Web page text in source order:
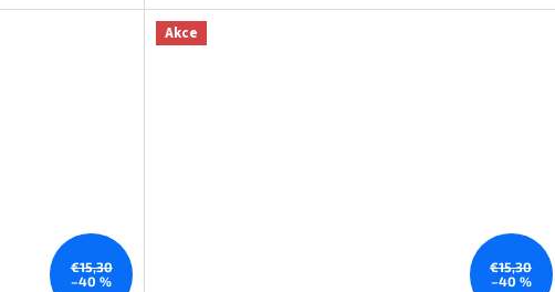
€15,30
–40 %
Akce
€15,30
–40 %